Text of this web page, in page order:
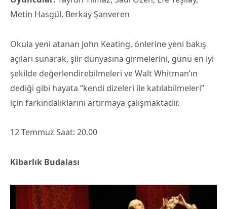
Metin Hasgül, Berkay Şanveren
Okula yeni atanan John Keating, önlerine yeni bakış
açıları sunarak, şiir dünyasına girmelerini, günü en iyi
şekilde değerlendirebilmeleri ve Walt Whitman’ın
dediği gibi hayata “kendi dizeleri ile katılabilmeleri”
için farkındalıklarını artırmaya çalışmaktadır.
12 Temmuz Saat: 20.00
Kibarlık Budalası